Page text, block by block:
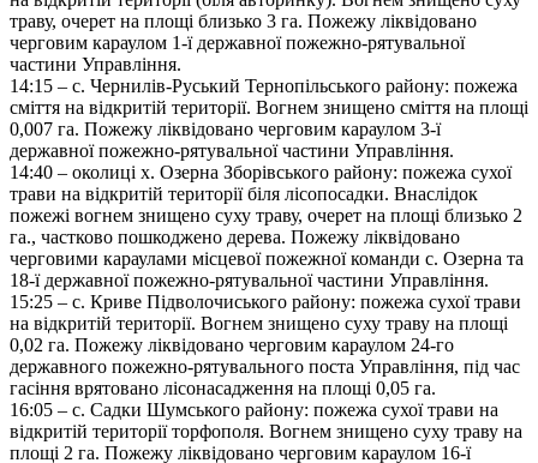
траву, очерет на площі близько 3 га. Пожежу ліквідовано
черговим караулом 1-ї державної пожежно-рятувальної
частини Управління.
14:15 – с. Чернилів-Руський Тернопільського району: пожежа
сміття на відкритій території. Вогнем знищено сміття на площі
0,007 га. Пожежу ліквідовано черговим караулом 3-ї
державної пожежно-рятувальної частини Управління.
14:40 – околиці х. Озерна Зборівського району: пожежа сухої
трави на відкритій території біля лісопосадки. Внаслідок
пожежі вогнем знищено суху траву, очерет на площі близько 2
га., частково пошкоджено дерева. Пожежу ліквідовано
черговими караулами місцевої пожежної команди с. Озерна та
18-ї державної пожежно-рятувальної частини Управління.
15:25 – с. Криве Підволочиського району: пожежа сухої трави
на відкритій території. Вогнем знищено суху траву на площі
0,02 га. Пожежу ліквідовано черговим караулом 24-го
державного пожежно-рятувального поста Управління, під час
гасіння врятовано лісонасадження на площі 0,05 га.
16:05 – с. Садки Шумського району: пожежа сухої трави на
відкритій території торфополя. Вогнем знищено суху траву на
площі 2 га. Пожежу ліквідовано черговим караулом 16-ї